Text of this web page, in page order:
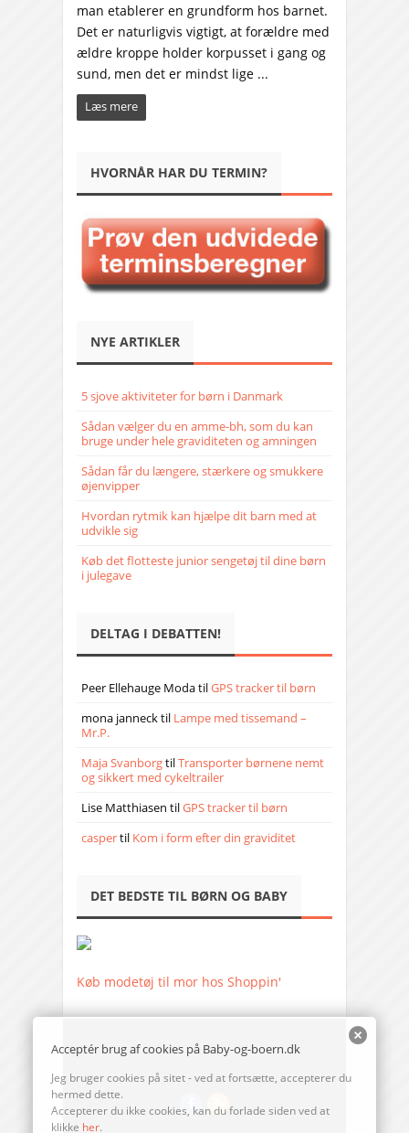
man etablerer en grundform hos barnet.
Det er naturligvis vigtigt, at forældre med
ældre kroppe holder korpusset i gang og
sund, men det er mindst lige ...
Læs mere
HVORNÅR HAR DU TERMIN?
NYE ARTIKLER
5 sjove aktiviteter for børn i Danmark
Sådan vælger du en amme-bh, som du kan
bruge under hele graviditeten og amningen
Sådan får du længere, stærkere og smukkere
øjenvipper
Hvordan rytmik kan hjælpe dit barn med at
udvikle sig
Køb det flotteste junior sengetøj til dine børn
i julegave
DELTAG I DEBATTEN!
Peer Ellehauge ModatilGPS tracker til børn
mona jannecktil Lampe med tissemand –
Mr.P.
Maja SvanborgtilTransporter børnene nemt
og sikkert med cykeltrailer
Lise Matthiasen tilGPS tracker til børn
caspertil Kom i form efter din graviditet
DET BEDSTE TIL BØRN OG BABY
Køb modetøj til mor hos Shoppin'
Acceptér brug af cookies på Baby-og-boern.dk
Jeg bruger cookies på sitet - ved at fortsætte, accepterer du
hermed dette.
Accepterer du ikke cookies, kan du forlade siden ved at
klikke her.